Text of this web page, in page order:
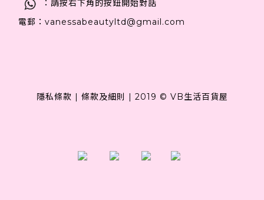
：請按右下角的按鈕開始對話
電郵：vanessabeautyltd@gmail.com
隱私條款 | 條款及細則 | 2019 © VB生活百貨屋